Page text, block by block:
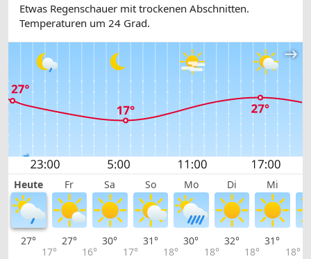
Etwas Regenschauer mit trockenen Abschnitten.
Temperaturen um 24 Grad.
Heute Fr Sa So Mo Di Mi
27°
17°
27°
16°
30°
17°
31°
18°
30°
18°
32°
18°
31°
18°